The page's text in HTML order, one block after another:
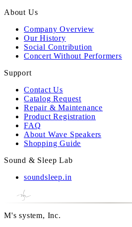
About Us
Company Overview
Our History
Social Contribution
Concert Without Performers
Support
Contact Us
Catalog Request
Repair & Maintenance
Product Registration
FAQ
About Wave Speakers
Shopping Guide
Sound & Sleep Lab
soundsleep.in
M's system, Inc.